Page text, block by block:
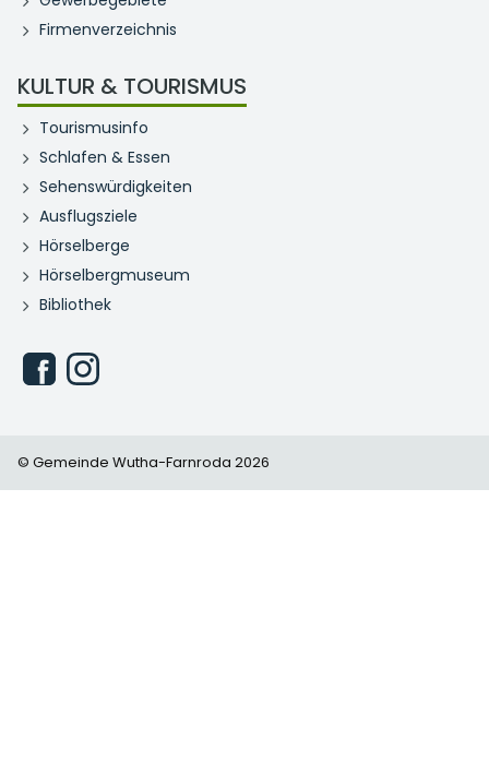
Firmenverzeichnis
KULTUR & TOURISMUS
Tourismusinfo
Schlafen & Essen
Sehenswürdigkeiten
Ausflugsziele
Hörselberge
Hörselbergmuseum
Bibliothek
© Gemeinde Wutha-Farnroda 2026